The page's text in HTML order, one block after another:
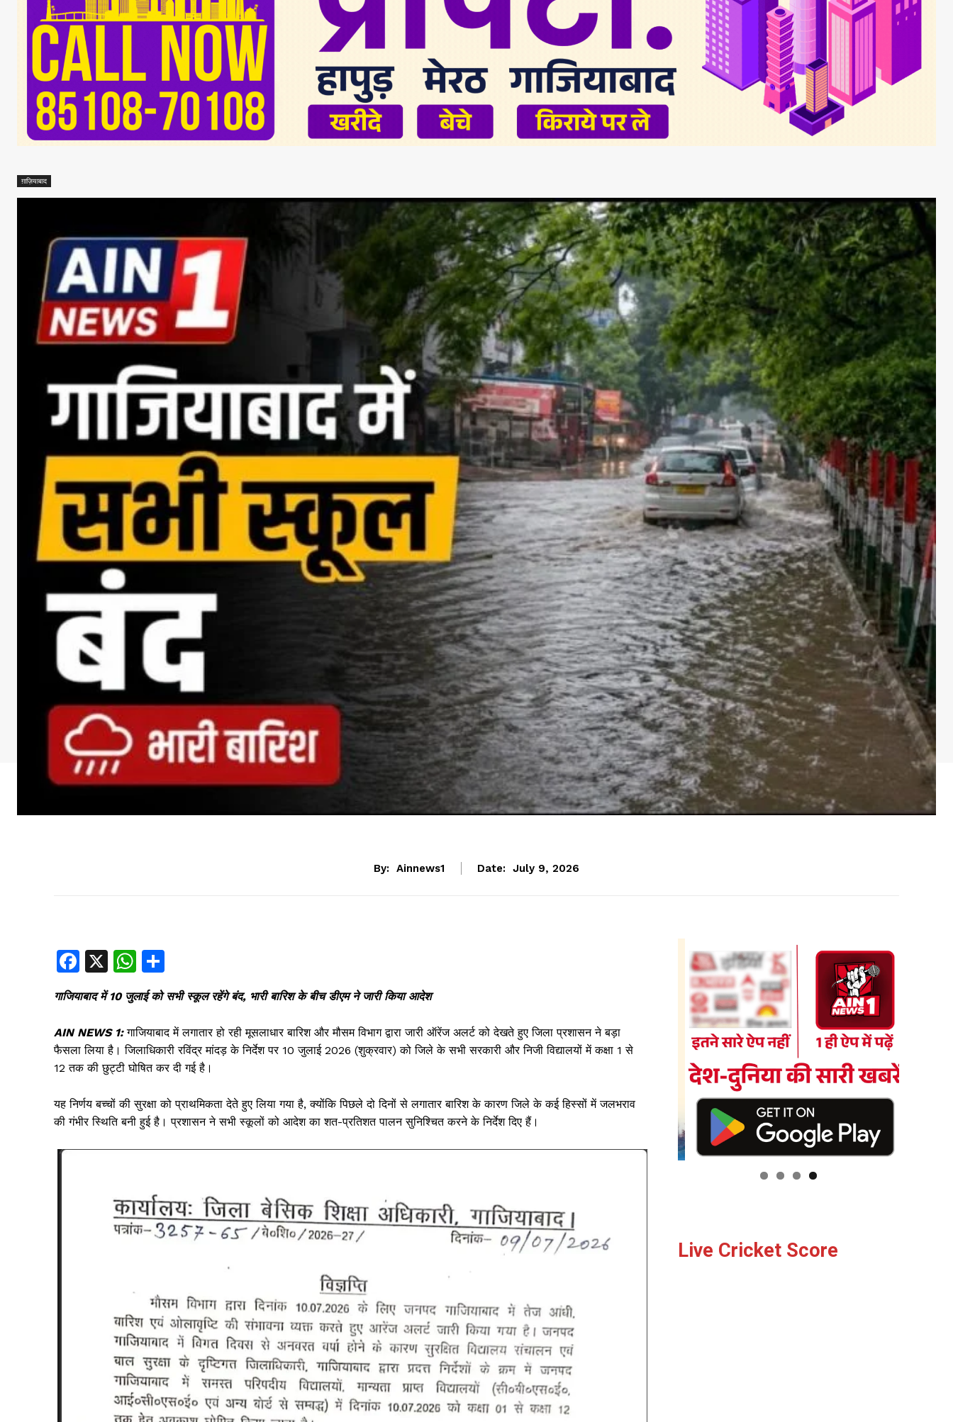
FacebookWhatsApp
Share
Read Latest News on
AIN NEWS 1 App
AIN NEWS 1
Contact Us
About Us
Privacy Policy
Terms of Use Agreement
WhatsApp
Share
ग़ाज़ियाबाद
By: Ainnews1 Date: July 9, 2026
F
c
e
b
o
o
k
X
W
h
at
s
A
p
p
ar
e
गाजियाबाद में 10 जुलाई को सभी स्कूल रहेंगे बंद, भारी बारिश के बीच डीएम ने जारी किया आदेश
AIN NEWS 1: गाजियाबाद में लगातार हो रही मूसलाधार बारिश और मौसम विभाग द्वारा जारी ऑरेंज अलर्ट को देखते हुए जिला प्रशासन ने बड़ा
फैसला लिया है। जिलाधिकारी रविंद्र मांदड़ के निर्देश पर 10 जुलाई 2026 (शुक्रवार) को जिले के सभी सरकारी और निजी विद्यालयों में कक्षा 1 से
12 तक की छुट्टी घोषित कर दी गई है।
यह निर्णय बच्चों की सुरक्षा को प्राथमिकता देते हुए लिया गया है, क्योंकि पिछले दो दिनों से लगातार बारिश के कारण जिले के कई हिस्सों में जलभराव
की गंभीर स्थिति बनी हुई है। प्रशासन ने सभी स्कूलों को आदेश का शत-प्रतिशत पालन सुनिश्चित करने के निर्देश दिए हैं।
Live Cricket Score